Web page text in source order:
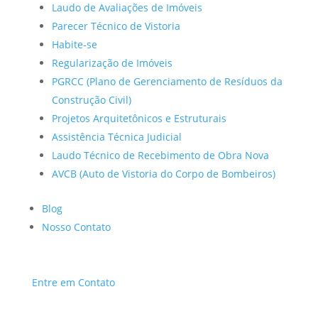
Laudo de Avaliações de Imóveis
Parecer Técnico de Vistoria
Habite-se
Regularização de Imóveis
PGRCC (Plano de Gerenciamento de Resíduos da
Construção Civil)
Projetos Arquitetônicos e Estruturais
Assistência Técnica Judicial
Laudo Técnico de Recebimento de Obra Nova
AVCB (Auto de Vistoria do Corpo de Bombeiros)
Blog
Nosso Contato
Entre em Contato